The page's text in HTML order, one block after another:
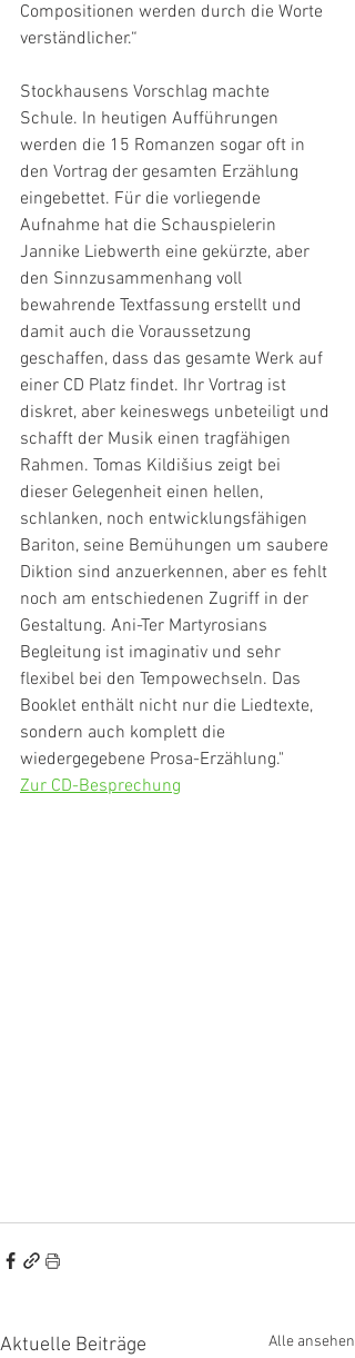
Compositionen werden durch die Worte
verständlicher.“
Stockhausens Vorschlag machte
Schule. In heutigen Aufführungen
werden die 15 Romanzen sogar oft in
den Vortrag der gesamten Erzählung
eingebettet. Für die vorliegende
Aufnahme hat die Schauspielerin
Jannike Liebwerth eine gekürzte, aber
den Sinnzusammenhang voll
bewahrende Textfassung erstellt und
damit auch die Voraussetzung
geschaffen, dass das gesamte Werk auf
einer CD Platz findet. Ihr Vortrag ist
diskret, aber keineswegs unbeteiligt und
schafft der Musik einen tragfähigen
Rahmen. Tomas Kildišius zeigt bei
dieser Gelegenheit einen hellen,
schlanken, noch entwicklungsfähigen
Bariton, seine Bemühungen um saubere
Diktion sind anzuerkennen, aber es fehlt
noch am entschiedenen Zugriff in der
Gestaltung. Ani-Ter Martyrosians
Begleitung ist imaginativ und sehr
flexibel bei den Tempowechseln. Das
Booklet enthält nicht nur die Liedtexte,
sondern auch komplett die
wiedergegebene Prosa-Erzählung."
Zur CD-Besprechung
Aktuelle Beiträge Alle ansehen